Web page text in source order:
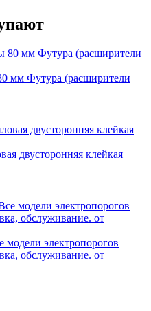
мм Футура (расширители
двусторонняя клейкая
электропорогов
обслуживание. от